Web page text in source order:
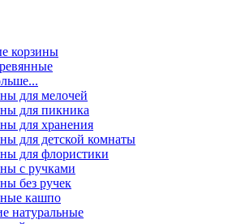
корзины
для мелочей
для пикника
для хранения
для детской комнаты
для флористики
с ручками
без ручек
кашпо
натуральные